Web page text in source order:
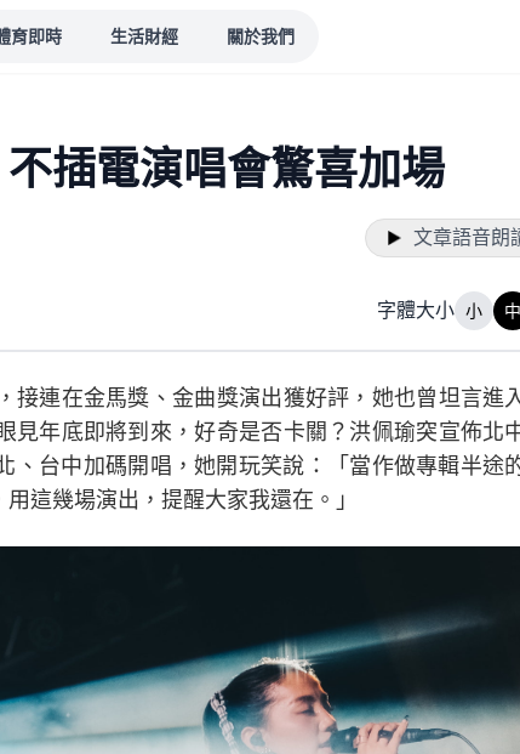
育即時 生活財經 關於我們
插電演唱會驚喜加場
文章語音朗
字體大小 小 中
接連在金馬獎、金曲獎演出獲好評，她也曾坦言進
年底即將到來，好奇是否卡關？洪佩瑜突宣佈北
台中加碼開唱，她開玩笑說：「當作做專輯半途
這幾場演出，提醒大家我還在。」